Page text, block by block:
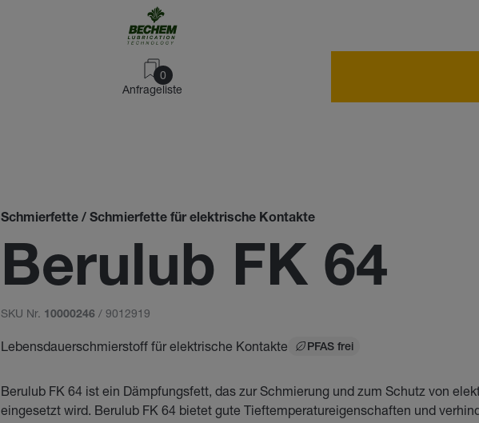
0
Anfrageliste
Schmierfette / Schmierfette für elektrische Kontakte
Berulub FK 64
SKU Nr. 10000246 / 9012919
Lebensdauerschmierstoff für elektrische Kontakte PFAS frei
Berulub FK 64 ist ein Dämpfungsfett, das zur Schmierung und zum Schutz von
eingesetzt wird. Berulub FK 64 bietet gute Tieftemperatureigenschaften und